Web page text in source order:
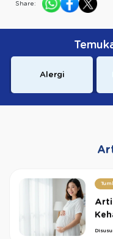
Share:
Alergi
Arti